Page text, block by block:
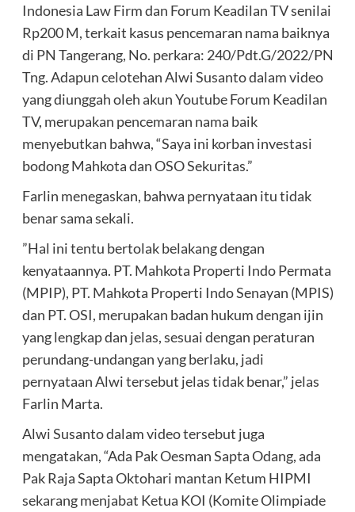
Indonesia Law Firm dan Forum Keadilan TV senilai
Rp200 M, terkait kasus pencemaran nama baiknya
di PN Tangerang, No. perkara: 240/Pdt.G/2022/PN
Tng. Adapun celotehan Alwi Susanto dalam video
yang diunggah oleh akun Youtube Forum Keadilan
TV, merupakan pencemaran nama baik
menyebutkan bahwa, “Saya ini korban investasi
bodong Mahkota dan OSO Sekuritas.”
Farlin menegaskan, bahwa pernyataan itu tidak
benar sama sekali.
”Hal ini tentu bertolak belakang dengan
kenyataannya. PT. Mahkota Properti Indo Permata
(MPIP), PT. Mahkota Properti Indo Senayan (MPIS)
dan PT. OSI, merupakan badan hukum dengan ijin
yang lengkap dan jelas, sesuai dengan peraturan
perundang-undangan yang berlaku, jadi
pernyataan Alwi tersebut jelas tidak benar,” jelas
Farlin Marta.
Alwi Susanto dalam video tersebut juga
mengatakan, “Ada Pak Oesman Sapta Odang, ada
Pak Raja Sapta Oktohari mantan Ketum HIPMI
sekarang menjabat Ketua KOI (Komite Olimpiade